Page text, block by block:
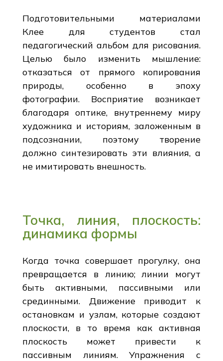
Подготовительными материалами
Клее для студентов стал
педагогический альбом для рисования.
Целью было изменить мышление:
отказаться от прямого копирования
природы, особенно в эпоху
фотографии. Восприятие возникает
благодаря оптике, внутреннему миру
художника и историям, заложенным в
подсознании, поэтому творение
должно синтезировать эти влияния, а
не имитировать внешность.
Точка, линия, плоскость:
динамика формы
Когда точка совершает прогулку, она
превращается в линию; линии могут
быть активными, пассивными или
срединными. Движение приводит к
остановкам и узлам, которые создают
плоскости, в то время как активная
плоскость может привести к
пассивным линиям. Упражнения с